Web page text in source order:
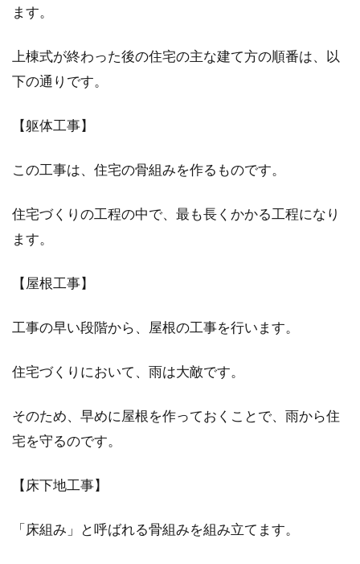
ます。
上棟式が終わった後の住宅の主な建て方の順番は、以
下の通りです。
【躯体工事】
この工事は、住宅の骨組みを作るものです。
住宅づくりの工程の中で、最も長くかかる工程になり
ます。
【屋根工事】
工事の早い段階から、屋根の工事を行います。
住宅づくりにおいて、雨は大敵です。
そのため、早めに屋根を作っておくことで、雨から住
宅を守るのです。
【床下地工事】
「床組み」と呼ばれる骨組みを組み立てます。